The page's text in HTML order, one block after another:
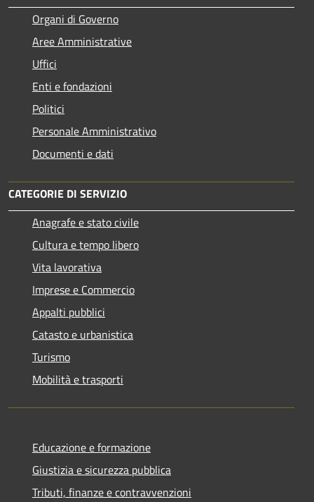
Organi di Governo
Aree Amministrative
Uffici
Enti e fondazioni
Politici
Personale Amministrativo
Documenti e dati
CATEGORIE DI SERVIZIO
Anagrafe e stato civile
Cultura e tempo libero
Vita lavorativa
Imprese e Commercio
Appalti pubblici
Catasto e urbanistica
Turismo
Mobilità e trasporti
Educazione e formazione
Giustizia e sicurezza pubblica
Tributi, finanze e contravvenzioni